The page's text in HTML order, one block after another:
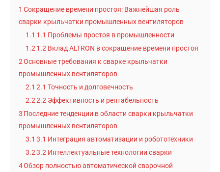
1 Сокращение времени простоя: Важнейшая роль
сварки крыльчатки промышленных вентиляторов
1.1 1.1 Проблемы простоя в промышленности
1.21.2 Вклад ALTRON в сокращение времени простоя
2Основные требования к сварке крыльчатки
промышленных вентиляторов
2.1 2.1 Точность и долговечность
2.22.2 Эффективность и рентабельность
3 Последние тенденции в области сварки крыльчатки
промышленных вентиляторов
3.1 3.1 Интеграция автоматизации и робототехники
3.23.2 Интеллектуальные технологии сварки
4Обзор полностью автоматической сварочной